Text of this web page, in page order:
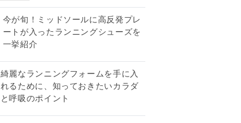
今が旬！ミッドソールに高反発プレ
ートが入ったランニングシューズを
一挙紹介
綺麗なランニングフォームを手に入
れるために、知っておきたいカラダ
と呼吸のポイント